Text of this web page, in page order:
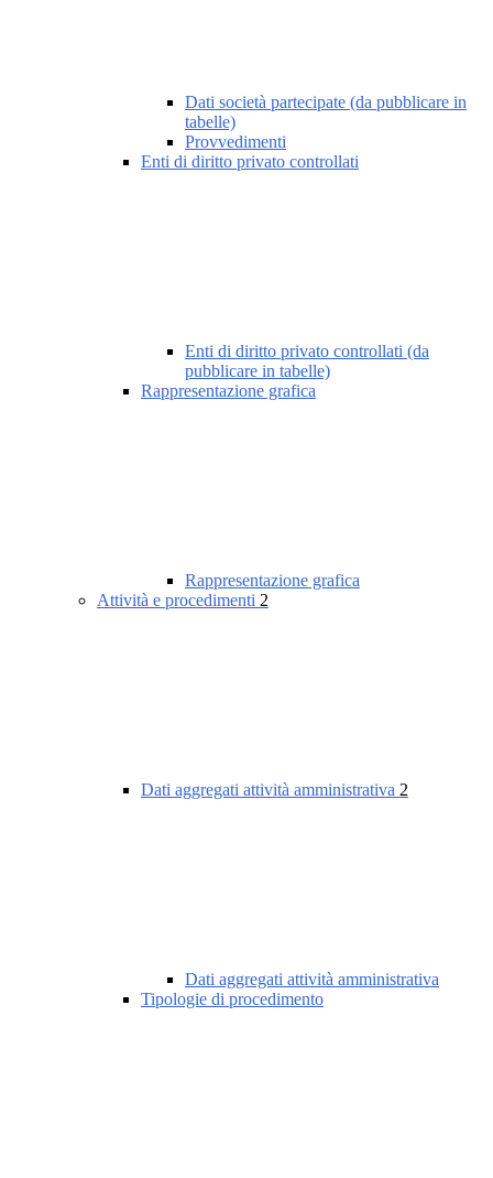
Dati società partecipate (da pubblicare in
tabelle)
Provvedimenti
Enti di diritto privato controllati
Enti di diritto privato controllati (da
pubblicare in tabelle)
Rappresentazione grafica
Rappresentazione grafica
Attività e procedimenti 2
Dati aggregati attività amministrativa 2
Dati aggregati attività amministrativa
Tipologie di procedimento